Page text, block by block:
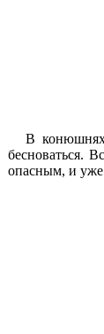
В конюшнях
бесноваться.
опасным, и уже